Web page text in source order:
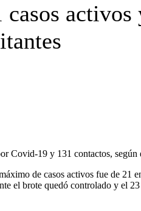
Covid-19 y 131 contactos,
de casos activos fue de 21
el brote quedó controlado y el